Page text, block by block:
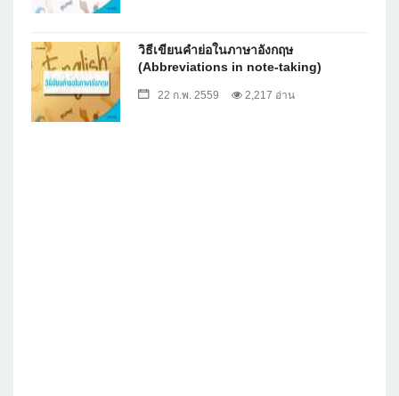
วิธีเขียนคำย่อในภาษาอังกฤษ
(Abbreviations in note-taking)
22 ก.พ. 2559 2,217 อ่าน